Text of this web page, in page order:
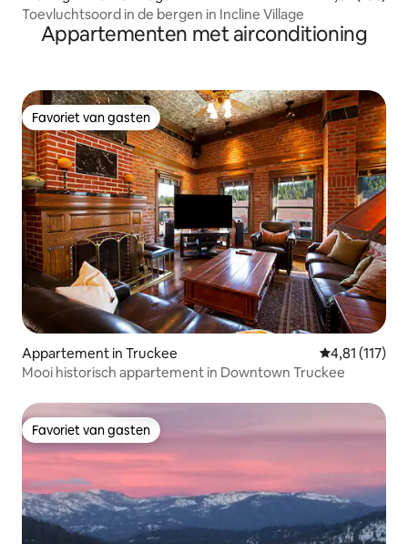
Toevluchtsoord in de bergen in Incline Village
Appartementen met airconditioning
Favoriet van gasten
Favoriet van gasten
Appartement in Truckee Gemiddelde
4,81 (117)
Mooi historisch appartement in Downtown Truckee
Favoriet van gasten
Favoriet van gasten